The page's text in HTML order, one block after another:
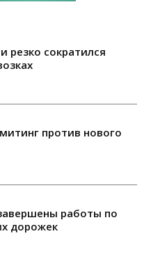
резко сократился
против нового
работы по
дорожек